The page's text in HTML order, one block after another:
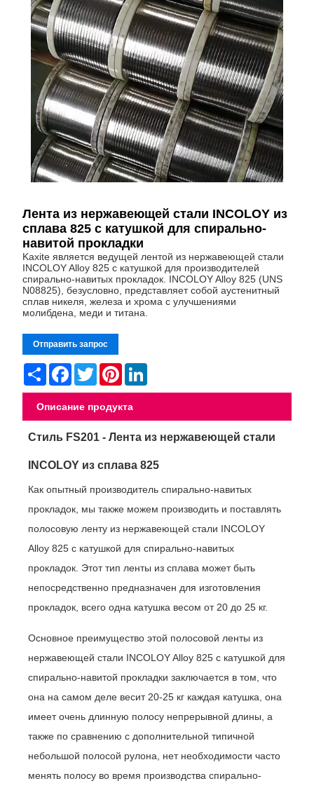
Лента из нержавеющей стали INCOLOY из
сплава 825 с катушкой для спирально-
навитой прокладки
Kaxite является ведущей лентой из нержавеющей стали
INCOLOY Alloy 825 с катушкой для производителей
спирально-навитых прокладок. INCOLOY Alloy 825 (UNS
N08825), безусловно, представляет собой аустенитный
сплав никеля, железа и хрома с улучшениями
молибдена, меди и титана.
Отправить запрос
Share Facebook
TwitterPinterest
Описание продукта
Стиль FS201 - Лента из нержавеющей стали
INCOLOY из сплава 825
Как опытный производитель спирально-навитых
прокладок, мы также можем производить и поставлять
полосовую ленту из нержавеющей стали INCOLOY
Alloy 825 с катушкой для спирально-навитых
прокладок. Этот тип ленты из сплава может быть
непосредственно предназначен для изготовления
прокладок, всего одна катушка весом от 20 до 25 кг.
Основное преимущество этой полосовой ленты из
нержавеющей стали INCOLOY Alloy 825 с катушкой для
спирально-навитой прокладки заключается в том, что
она на самом деле весит 20-25 кг каждая катушка, она
имеет очень длинную полосу непрерывной длины, а
также по сравнению с дополнительной типичной
небольшой полосой рулона, нет необходимости часто
менять полосу во время производства спирально-